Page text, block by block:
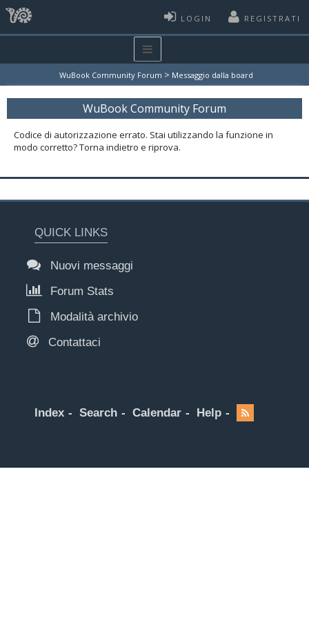
LOGIN REGISTRATI
WuBook Community Forum > Messaggio dalla board
WuBook Community Forum
Codice di autorizzazione errato. Stai utilizzando la funzione in
modo corretto? Torna indietro e riprova.
QUICK LINKS
Nuovi messaggi
Forum Stats
Modalità archivio
Contattaci
Index Search Calendar Help